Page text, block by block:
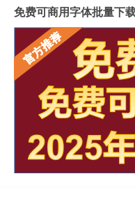
免费可商用字体批量下